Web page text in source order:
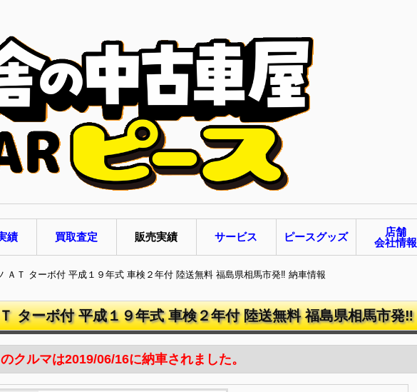
績 買取査定 販売実績 サービス ピースグッズ
店舗
会社情報
ＡＴ ターボ付 平成１９年式 車検２年付 陸送無料 福島県相馬市発‼ 納車情報
ターボ付 平成１９年式 車検２年付 陸送無料 福島県相馬市発‼
クルマは2019/06/16に納車されました。